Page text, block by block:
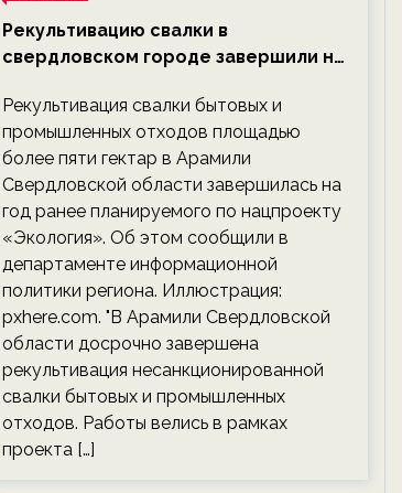
Рекультивацию свалки в
свердловском городе завершили на
новости экологии на ECOportal
Рекультивация свалки бытовых и
промышленных отходов площадью
более пяти гектар в Арамили
Свердловской области завершилась на
год ранее планируемого по нацпроекту
«Экология». Об этом сообщили в
департаменте информационной
политики региона. Иллюстрация:
pxhere.com. "В Арамили Свердловской
области досрочно завершена
рекультивация несанкционированной
свалки бытовых и промышленных
отходов. Работы велись в рамках
проекта […]